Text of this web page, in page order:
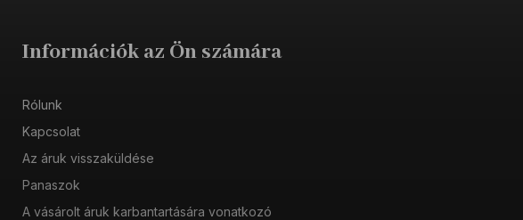
Információk az Ön számára
Rólunk
Kapcsolat
Az áruk visszaküldése
Panaszok
A vásárolt áruk karbantartására vonatkozó